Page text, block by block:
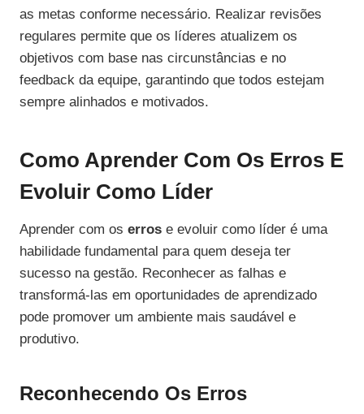
as metas conforme necessário. Realizar revisões
regulares permite que os líderes atualizem os
objetivos com base nas circunstâncias e no
feedback da equipe, garantindo que todos estejam
sempre alinhados e motivados.
Como Aprender Com Os Erros E
Evoluir Como Líder
Aprender com os erros e evoluir como líder é uma
habilidade fundamental para quem deseja ter
sucesso na gestão. Reconhecer as falhas e
transformá-las em oportunidades de aprendizado
pode promover um ambiente mais saudável e
produtivo.
Reconhecendo Os Erros